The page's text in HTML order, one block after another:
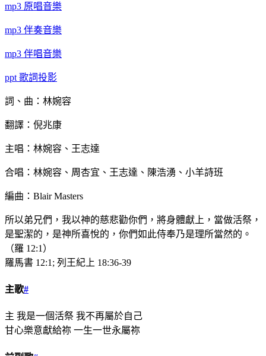
mp3 原唱音樂
mp3 伴奏音樂
mp3 伴唱音樂
ppt 歌詞投影
詞、曲：林婉容
翻譯：倪兆康
主唱：林婉容、王志達
合唱：林婉容、周杏宜、王志達、陳浩湧、小羊詩班
編曲：Blair Masters
所以弟兄們，我以神的慈悲勸你們，將身體獻上，當做活祭，
是聖潔的，是神所喜悅的，你們如此侍奉乃是理所當然的。
（羅 12:1）
羅馬書 12:1; 列王紀上 18:36-39
主歌#
主 我是一個活祭 我不再屬於自己
甘心樂意獻給祢 一生一世永屬祢